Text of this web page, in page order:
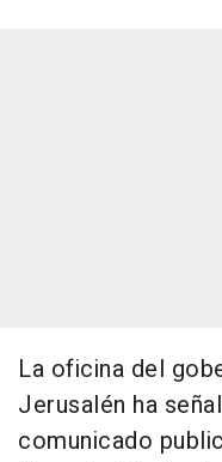
La oficina del
Jerusalén ha
comunicado